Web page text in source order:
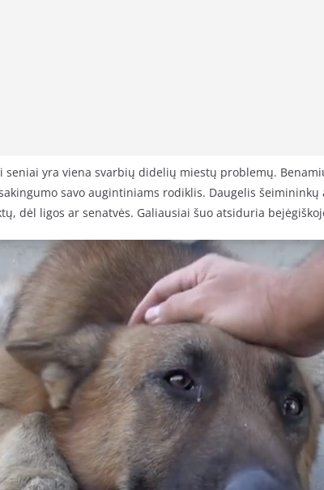
seniai yra viena svarbių didelių miestų problemų.
savo augintiniams rodiklis. Daugelis
dėl ligos ar senatvės. Galiausiai šuo atsiduria